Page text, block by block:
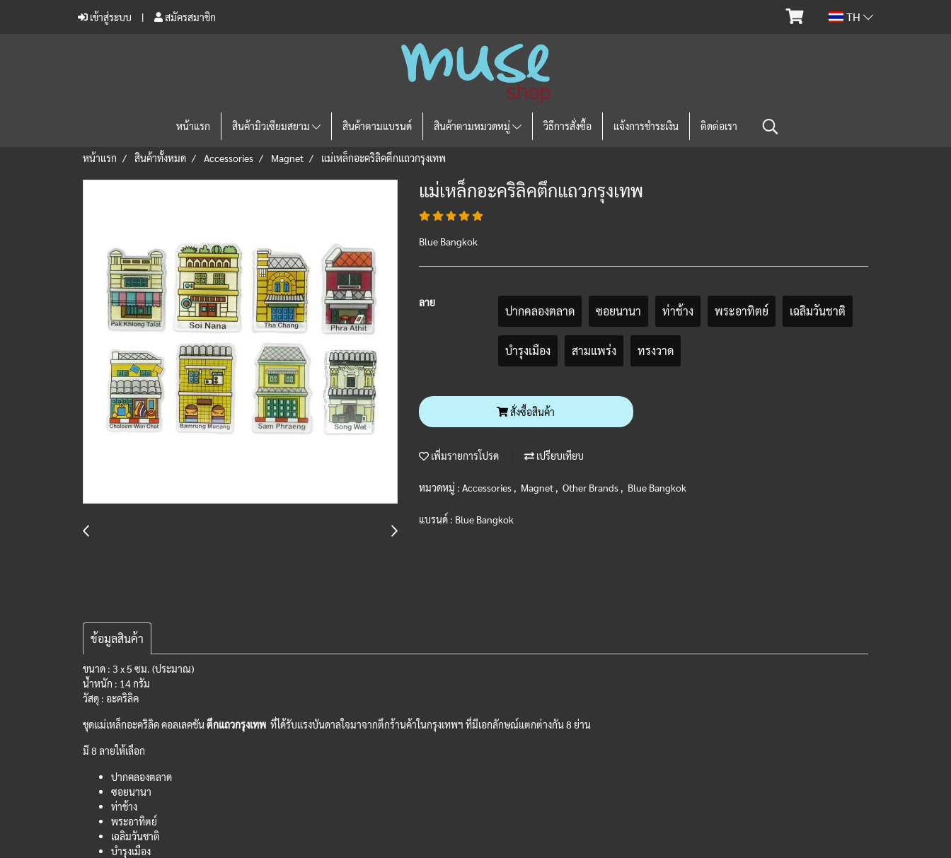
เข้าสู่ระบบ สมัครสมาชิก TH
หน้าแรก สินค้ามิวเซียมสยาม สินค้าตามแบรนด์ สินค้าตามหมวดหมู่ วิธีการสั่งซื้อ แจ้งการชำระเงิน ติดต่อเรา
หน้าแรก สินค้าทั้งหมด Accessories Magnet แม่เหล็กอะคริลิคตึกแถวกรุงเทพ
แม่เหล็กอะคริลิคตึกแถวกรุงเทพ
Blue Bangkok
ลาย
ปากคลองตลาด ซอยนานา ท่าช้าง พระอาทิตย์ เฉลิมวันชาติ
บำรุงเมือง สามแพร่ง ทรงวาด
สั่งซื้อสินค้า
เพิ่มรายการโปรด เปรียบเทียบ
หมวดหมู่ : Accessories , Magnet , Other Brands , Blue Bangkok
แบรนด์ : Blue Bangkok
ข้อมูลสินค้า
ขนาด : 3 x 5 ซม. (ประมาณ)
น้ำหนัก : 14 กรัม
วัสดุ : อะคริลิค
ชุดแม่เหล็กอะคริลิค คอลเลคชันตึกแถวกรุงเทพ ที่ได้รับแรงบันดาลใจมาจากตึกร้านค้าในกรุงเทพฯ​ ที่มีเอกลักษณ์แตกต่างกัน​ 8​ ย่าน
มี 8 ลายให้เลือก
ปากคลองตลาด
ซอยนานา​
ท่าช้าง
พระอาทิตย์
เฉลิมวันชาติ
บำรุงเมือง